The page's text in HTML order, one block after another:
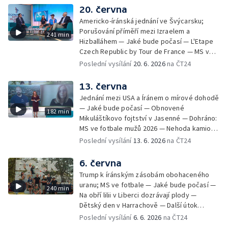
Jak se chovat v národních parcích a CHKO —
Festival Bystřička — Výjezdy záchranné
služby kvůli vedrům; Příprava lékárničky na
dovolenou; Body záchrany — Extrémní
teploty v Polsku a na Slovensku — Nový
způsob sledování růstu a chování korálů —
Letní soutěž Déčka Operace abeceda —
vody — Péče o rostliny v horkých dnech —
Cestovní pojištění do zahraničí — Festival
Zlín žije 2026 — Vodní záchranáři v
pohotovosti; Hlídky brněnských záchranářů
kvůli ohňostroji
241 min
20. června
Americko-íránská jednání ve Švýcarsku;
Porušování příměří mezi Izraelem a
Hizballáhem — Jaké bude počasí — L'Etape
Czech Republic by Tour de France — MS ve
fotbale mužů 2026 — Světový den ALS —
samosběr česneku v Česku — Dobrá kvalita
vody ke koupání v Praze — 11 českých škol
s certifikátem Světová škola — Charitativní
běh RUN4HELP — Jak se chovat v horkém
počasí — Olympiáda dětí a mládeže v Praze
— Dobrovolníci uklízejí řeku Sázavu —
Koupání ve vodní nádrži Slezská Harta —
Collegium 1704 na festivalu Smetanova
Litomyšl — V Havlíčkově Brodě mají dům pro
vlaštovky — Záchranáři radí, jak se chovat u
vody v horku
Poslední vysílání 20. 6. 2026na ČT24
182 min
13. června
Jednání mezi USA a Íránem o mírové dohodě
— Jaké bude počasí — Obnovené
Mikuláštíkovo fojtství v Jasenné — Dohráno:
MS ve fotbale mužů 2026 — Nehoda kamionů
u Brna — V Bratislavě se narodila siamská
nezabezpečeného výkopu — Jak mluvit s
dětmi o penězích — Novela zákona o střetu
zájmů; Financování veřejnoprávních médií —
84 let od vyhlazení Lidic — Mezinárodní den
povědomí o albinismu — Pořad Zkraje o
fenoménu dobrovolných hasičů — První blok
přístupových jednání s Ukrajinou — Polovina
Poslední vysílání13. 6. 2026na ČT24
240 min
6. června
Trump k íránským zásobám obohaceného
uranu; MS ve fotbale — Jaké bude počasí —
Na obří lilii v Liberci dozrávají plody —
Dětský den v Harrachově — Další útok
medvěda na člověka na Slovensku — Černé
Poslední vysílání6. 6. 2026 na ČT24